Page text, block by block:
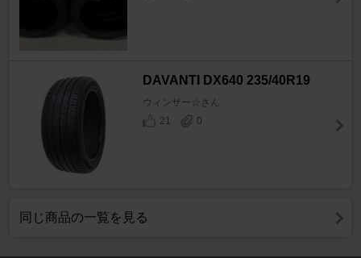
DAVANTI DX640 235/40R19
ウィンザー☆さん
21
0
同じ商品の一覧を見る